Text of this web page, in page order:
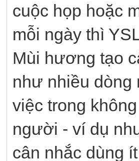
cuộc họp hoặc
mỗi ngày thì
Mùi hương tạo
như nhiều dòng
việc trong
người - ví dụ
cân nhắc dùng